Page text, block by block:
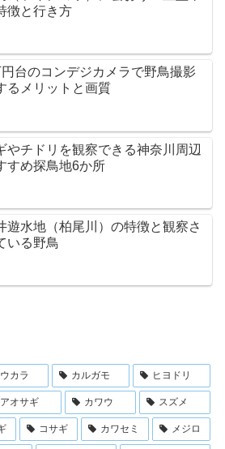
徴と行き方
台のコンデジカメラで野鳥撮影
るメリットと画質
やチドリを観察できる神奈川周辺
すめ探鳥地6か所
遊水地（柏尾川）の特徴と観察さ
いる野鳥
カラ カルガモ ヒヨドリ
アオサギ カワウ スズメ
コサギ カワセミ メジロ